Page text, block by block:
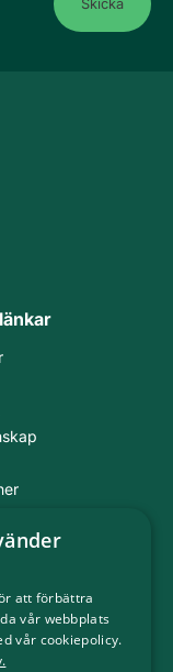
att förbättra
vår webbplats
vår cookiepolicy.